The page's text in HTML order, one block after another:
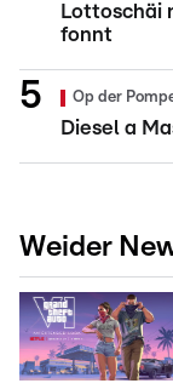
Lottoschäi
fonnt
Op der
Diesel a
Weider